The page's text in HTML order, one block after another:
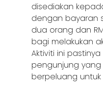
disediakan
dengan bayaran
dua orang dan
bagi melakukan
Aktiviti ini
pengunjung
berpeluang untuk